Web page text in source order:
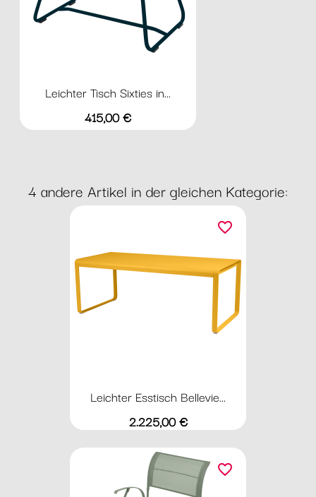
Leichter Tisch Sixties in...
Preis
415,00 €
4 andere Artikel in der gleichen Kategorie:
Leichter Esstisch Bellevie...
Preis
2.225,00 €
favorite_border
favorite_border